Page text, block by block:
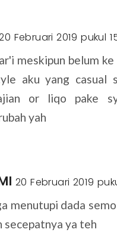
Februari 2019 pukul
meskipun belum
aku yang casual
or liqo pake
yah
20 Februari 2019
menutupi dada
ya teh